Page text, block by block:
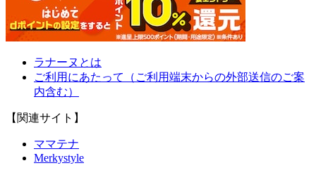
ラナーヌとは
ご利用にあたって（ご利用端末からの外部送信のご案
内含む）
【関連サイト】
ママテナ
Merkystyle